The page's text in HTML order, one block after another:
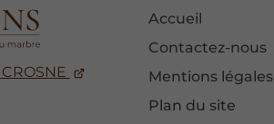
CROSNE
Accueil
Contactez-nous
Mentions légales
Plan du site